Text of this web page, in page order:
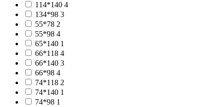
114*140 4
134*98 3
55*78 2
55*98 4
65*140 1
66*118 4
66*140 3
66*98 4
74*118 2
74*140 1
74*98 1